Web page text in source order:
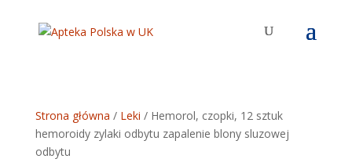
Strona główna / Leki / Hemorol, czopki, 12 sztuk
hemoroidy zylaki odbytu zapalenie blony sluzowej
odbytu